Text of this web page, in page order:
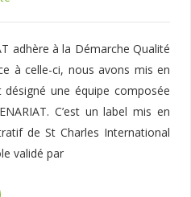
adhère à la Démarche Qualité
à celle-ci, nous avons mis en
une équipe composée
C’est un label mis en
de St Charles International
validé par